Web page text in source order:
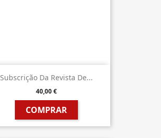
Subscrição Da Revista De...
40,00 €
COMPRAR